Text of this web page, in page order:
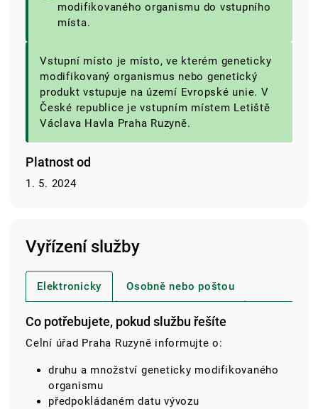
modifikovaného organismu do vstupního
místa.
Vstupní místo je místo, ve kterém geneticky
modifikovaný organismus nebo genetický
produkt vstupuje na území Evropské unie. V
České republice je vstupním místem Letiště
Václava Havla Praha Ruzyně.
Platnost od
1. 5. 2024
Vyřízení služby
Elektronicky Osobně nebo poštou
Co potřebujete, pokud službu řešíte
Celní úřad Praha Ruzyně informujte o:
druhu a množství geneticky modifikovaného
organismu
předpokládaném datu vývozu